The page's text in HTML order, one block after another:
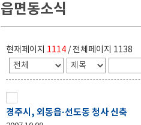
읍면동소식
현재페이지 1114/ 전체페이지 1138
경주시, 외동읍·선도동 청사 신축